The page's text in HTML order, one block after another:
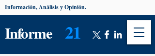
Informe 21
Información, Análisis y Opinión.